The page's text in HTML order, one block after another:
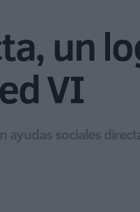
un
VI
ayudas sociales